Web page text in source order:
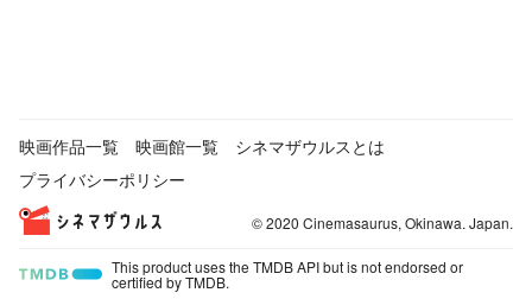
映画作品一覧 映画館一覧
シネマザウルスとは
プライバシーポリシー
© 2020 Cinemasaurus, Okinawa. Japan.
This product uses the TMDB API but is not endorsed or
certified by TMDB.